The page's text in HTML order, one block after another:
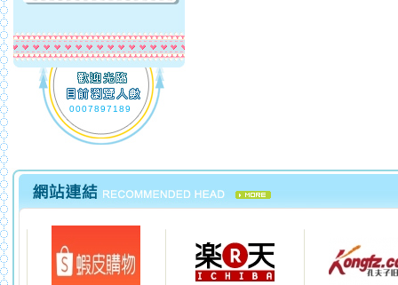
0007897189